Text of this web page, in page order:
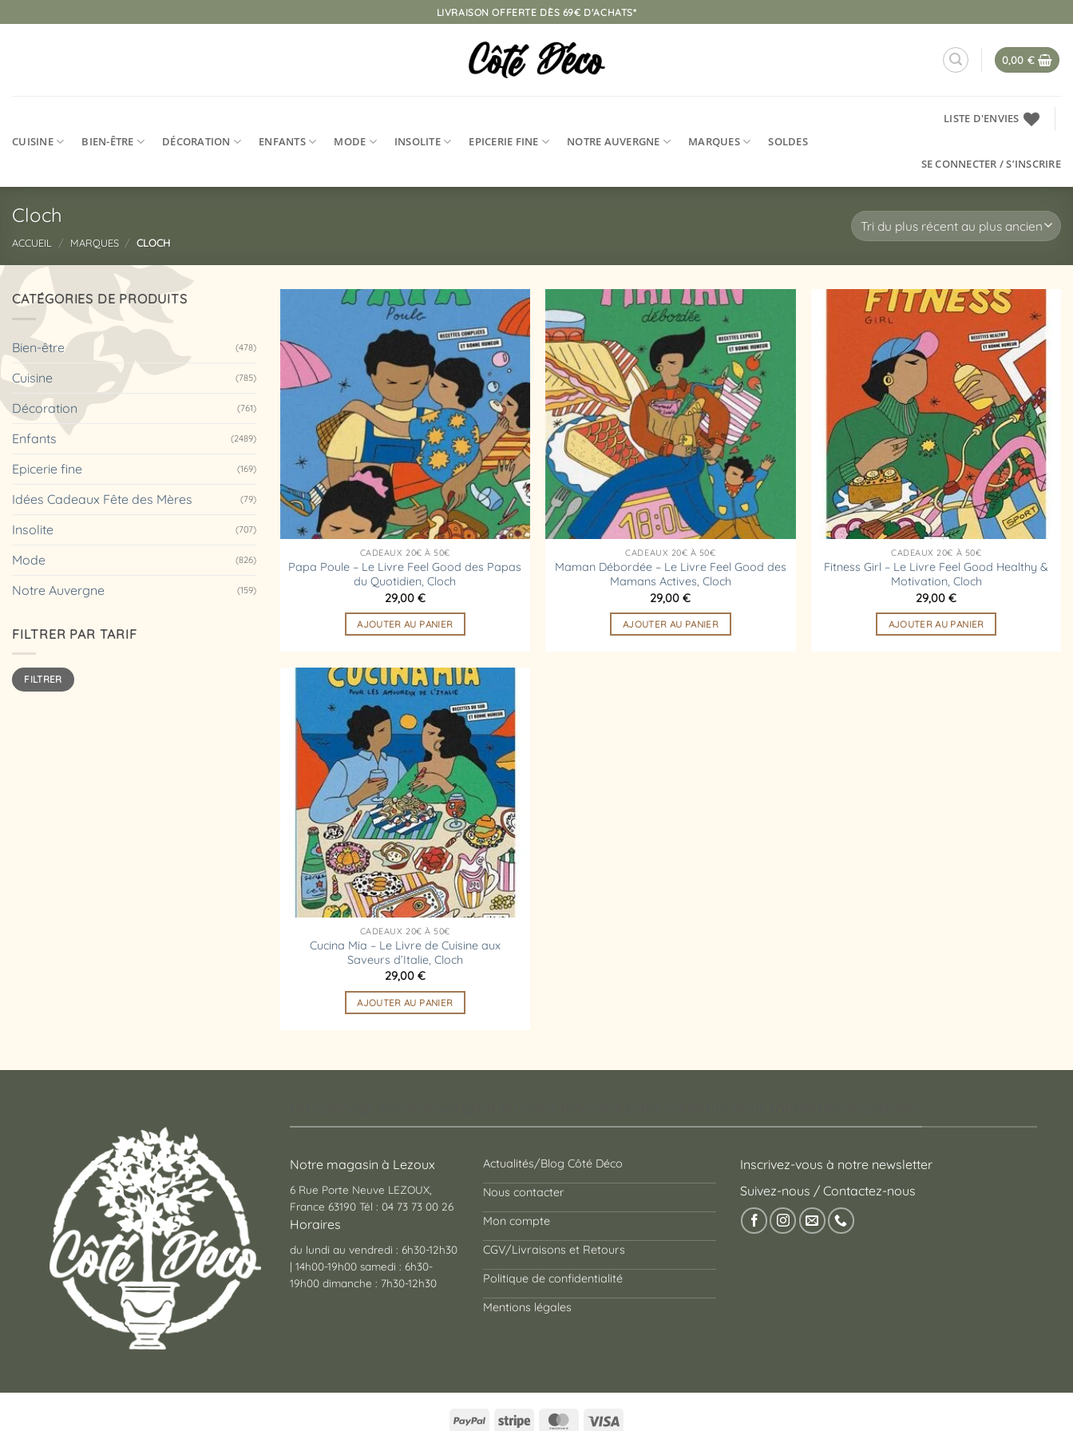
au
LIVRAISON OFFERTE DÈS 69€ D'ACHATS*
0,00 €
CUISINE BIEN-ÊTRE DÉCORATION ENFANTS MODE INSOLITE EPICERIE FINE NOTRE AUVERGNE MARQUES SOLDES
LISTE D'ENVIES
SE CONNECTER / S’INSCRIRE
Cloch
ACCUEIL / MARQUES / CLOCH
CATÉGORIES DE PRODUITS
Bien-être (478)
Cuisine (785)
Décoration (761)
Enfants (2489)
Epicerie fine (169)
Idées Cadeaux Fête des Mères (79)
Insolite (707)
Mode (826)
Notre Auvergne (159)
FILTRER PAR TARIF
Prix
min
Prix
maxFILTRER
Ajouter
à la
liste
d’envies
CADEAUX 20€ À 50€
Papa Poule – Le Livre Feel Good des Papas
du Quotidien, Cloch
29,00 €
AJOUTER AU PANIER
Ajouter
à la
liste
d’envies
CADEAUX 20€ À 50€
Maman Débordée – Le Livre Feel Good des
Mamans Actives, Cloch
29,00€
AJOUTER AU PANIER
Ajouter
à la
liste
d’envies
CADEAUX 20€ À 50€
Fitness Girl – Le Livre Feel Good Healthy &
Motivation, Cloch
29,00€
AJOUTER AU PANIER
Ajouter
à la
liste
d’envies
CADEAUX 20€ À 50€
Cucina Mia – Le Livre de Cuisine aux
Saveurs d’Italie, Cloch
29,00 €
AJOUTER AU PANIER
Notre magasin à Lezoux
6 Rue Porte Neuve LEZOUX,
France 63190 Tél : 04 73 73 00 26
Horaires
du lundi au vendredi : 6h30-12h30
| 14h00-19h00 samedi : 6h30-
19h00 dimanche : 7h30-12h30
Actualités/Blog Côté Déco
Nous contacter
Mon compte
CGV/Livraisons et Retours
Politique de confidentialité
Mentions légales
Inscrivez-vous à notre newsletter
Suivez-nous / Contactez-nous
PayPal Stripe MasterCard